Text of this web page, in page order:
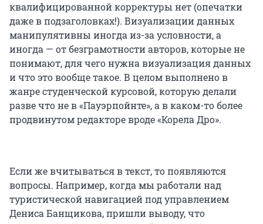
квалифицированной корректуры нет (опечатки
даже в подзаголовках!). Визуализации данных
манипулятивны иногда из-за условности, а
иногда — от безграмотности авторов, которые не
понимают, для чего нужна визуализация данных
и что это вообще такое. В целом выполнено в
жанре студенческой курсовой, которую делали
разве что не в «Пауэрпойнте», а в каком-то более
продвинутом редакторе вроде «Корела Дро».
Если же вчитываться в текст, то появляются
вопросы. Например, когда мы работали над
туристической навигацией под управлением
Дениса Банщикова, пришли выводу, что